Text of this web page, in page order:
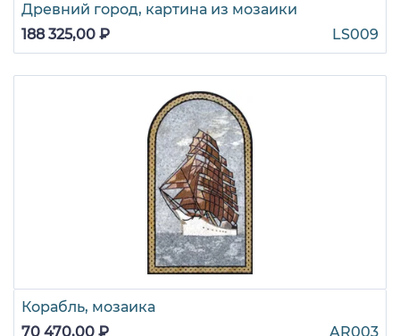
Древний город, картина из мозаики
188 325,00 ₽
LS009
Корабль, мозаика
70 470,00 ₽
AR003